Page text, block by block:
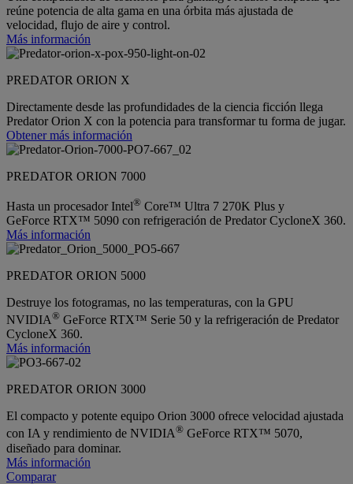
reúne potencia de alta gama en una órbita más ajustada de
velocidad, flujo de aire y control.
Más información
PREDATOR ORION X
Directamente desde las profundidades de la ciencia ficción llega
Predator Orion X con la potencia para transformar tu forma de jugar.
Obtener más información
PREDATOR ORION 7000
Hasta un procesador Intel® Core™ Ultra 7 270K Plus y
GeForce RTX™ 5090 con refrigeración de Predator CycloneX 360.
Más información
PREDATOR ORION 5000
Destruye los fotogramas, no las temperaturas, con la GPU
NVIDIA® GeForce RTX™ Serie 50 y la refrigeración de Predator
CycloneX 360.
Más información
PREDATOR ORION 3000
El compacto y potente equipo Orion 3000 ofrece velocidad ajustada
con IA y rendimiento de NVIDIA® GeForce RTX™ 5070,
diseñado para dominar.
Más información
Comparar